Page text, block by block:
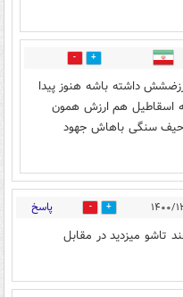
0
داشته باشه هنوز پیدا
اسقاطیل هم ارزش همون
سنگی باهاش جهود
1 پاسخ
تاشو میزدید در مقابل